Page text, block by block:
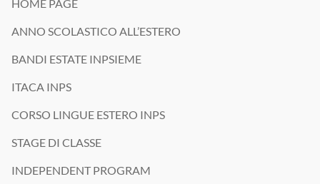
HOME PAGE
ANNO SCOLASTICO ALL’ESTERO
BANDI ESTATE INPSIEME
ITACA INPS
CORSO LINGUE ESTERO INPS
STAGE DI CLASSE
INDEPENDENT PROGRAM